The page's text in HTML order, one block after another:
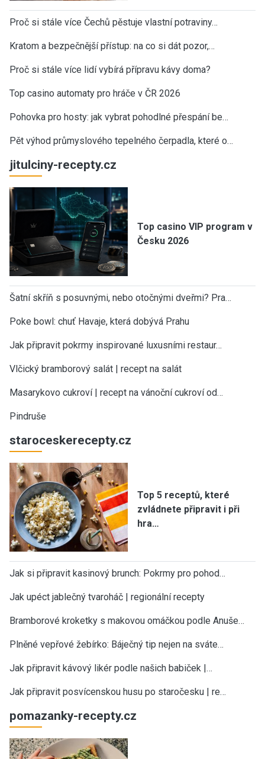
Proč si stále více Čechů pěstuje vlastní potraviny…
Kratom a bezpečnější přístup: na co si dát pozor,…
Proč si stále více lidí vybírá přípravu kávy doma?
Top casino automaty pro hráče v ČR 2026
Pohovka pro hosty: jak vybrat pohodlné přespání be…
Pět výhod průmyslového tepelného čerpadla, které o…
jitulciny-recepty.cz
Top casino VIP program v
Česku 2026
Šatní skříň s posuvnými, nebo otočnými dveřmi? Pra…
Poke bowl: chuť Havaje, která dobývá Prahu
Jak připravit pokrmy inspirované luxusními restaur…
Vlčický bramborový salát | recept na salát
Masarykovo cukroví | recept na vánoční cukroví od…
Pindruše
staroceskerecepty.cz
Top 5 receptů, které
zvládnete připravit i při
hra…
Jak si připravit kasinový brunch: Pokrmy pro pohod…
Jak upéct jablečný tvaroháč | regionální recepty
Bramborové kroketky s makovou omáčkou podle Anuše…
Plněné vepřové žebírko: Báječný tip nejen na sváte…
Jak připravit kávový likér podle našich babiček |…
Jak připravit posvícenskou husu po staročesku | re…
pomazanky-recepty.cz